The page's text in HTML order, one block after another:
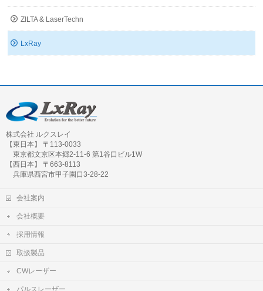
ZILTA & LaserTechn
LxRay
株式会社 ルクスレイ
【東日本】 〒113-0033
東京都文京区本郷2-11-6 第1谷口ビル1W
【西日本】 〒663-8113
兵庫県西宮市甲子園口3-28-22
会社案内
会社概要
採用情報
取扱製品
CWレーザー
パルスレーザー